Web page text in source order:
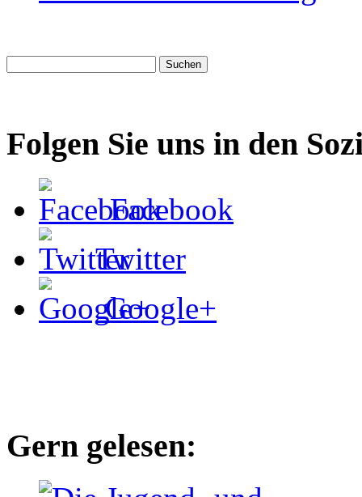
Folgen Sie uns in den
Facebook
Twitter
Google+
Gern gelesen: